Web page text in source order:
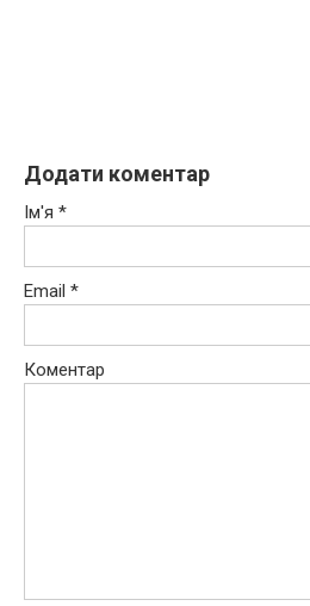
Додати коментар
Ім'я *
Email *
Коментар